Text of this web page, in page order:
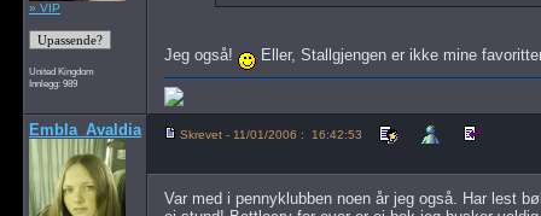
» VIP
United Kingdom
Innlegg: 989
Jeg også! Eller, Stallgjengen er ikke mine
Embla_Avaldia Skrevet - 11/01/2006 : 16:42:53
Var med i pennyklubben noen år jeg også. Har lest